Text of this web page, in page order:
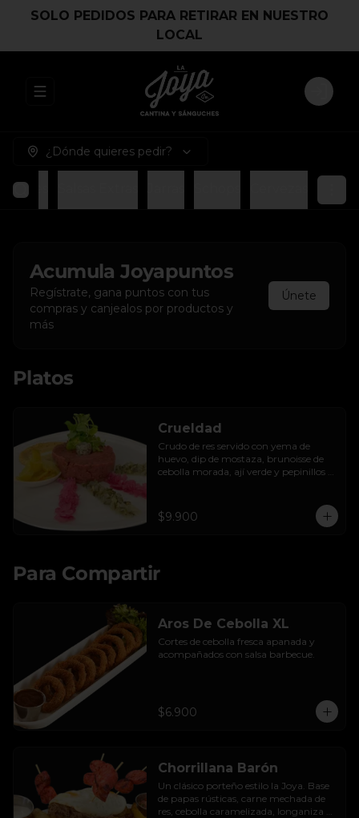
SOLO PEDIDOS PARA RETIRAR EN NUESTRO
LOCAL
Abrir menu de navegación Login
¿Dónde quieres pedir?
AcumulaJoyapuntos
Regístrate, gana puntos con tus
compras y canjealos por productos y
más
Únete
Platos
Crueldad
Crudo de res servido con yema de
huevo, dip de mostaza, brunoisse de
cebolla morada, ají verde y pepinillos
$9.900
Para Compartir
Aros De Cebolla XL
Cortes de cebolla fresca apanada y
acompañados con salsa barbecue.
$6.900
Chorrillana Barón
Un clásico porteño estilo la Joya. Base
de papas rústicas, carne mechada de
res, cebolla caramelizada, longaniza